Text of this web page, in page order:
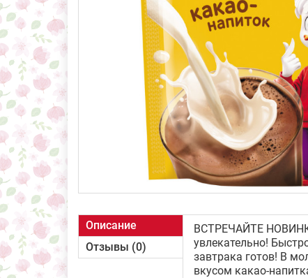
Описание
Отзывы (0)
ВСТРЕЧАЙТЕ
увлекательно!
завтрака готов! В
вкусом какао-